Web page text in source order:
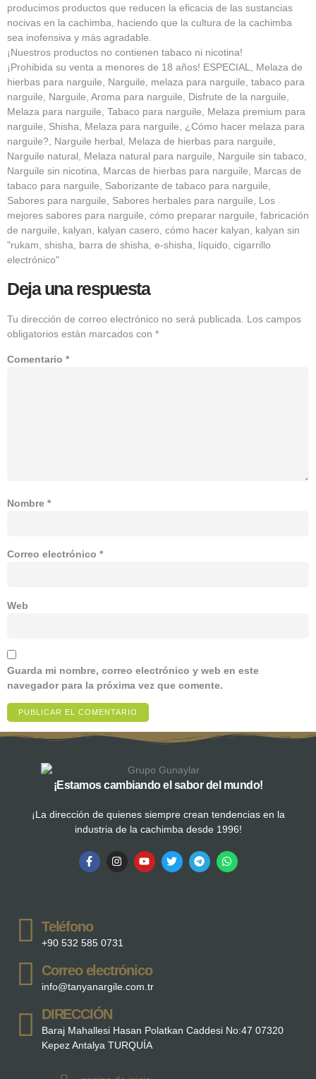
producimos productos que reducen la eficacia de las sustancias
nocivas en la cachimba, haciendo que la cultura de la cachimba
sea inofensiva y más agradable.
¡Nuestros productos no contienen tabaco ni nicotina!
¡Prohibida su venta a menores de 18 años! ESPECIAL, Melaza de
hierbas para narguile, Narguile, melaza para narguile, tabaco para
narguile, Narguile, Aroma para narguile, Disfrute de la narguile,
Melaza para narguile, Tabaco para narguile, Melaza premium para
narguile, Shisha, Melaza para narguile, ¿Cómo hacer melaza para
narguile?, Narguile herbal, Melaza de hierbas para narguile,
Narguile natural, Melaza natural para narguile, Narguile sin tabaco,
Narguile sin nicotina, Marcas de hierbas para narguile, Marcas de
tabaco para narguile, Saborizante de tabaco para narguile,
Sabores para narguile, Sabores herbales para narguile, Los
mejores sabores para narguile, cómo preparar narguile, fabricación
de narguile, kalyan, kalyan casero, cómo hacer kalyan, kalyan sin
"rukam, shisha, barra de shisha, e-shisha, líquido, cigarrillo
electrónico"
Deja una respuesta
Tu dirección de correo electrónico no será publicada.
Los campos
obligatorios están marcados con *
Comentario *
Nombre *
Correo electrónico *
Web
Guarda mi nombre, correo electrónico y web en este
navegador para la próxima vez que comente.
¡Estamos cambiando el sabor del mundo!
¡La dirección de quienes siempre crean tendencias en la
industria de la cachimba desde 1996!
Teléfono
+90 532 585 0731
Correo electrónico
info@tanyanargile.com.tr
DIRECCIÓN
Baraj Mahallesi Hasan Polatkan Caddesi No:47 07320
Kepez Antalya TURQUÍA